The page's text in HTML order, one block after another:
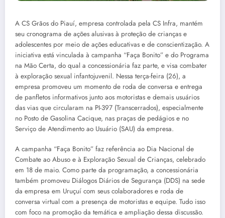
A CS Grãos do Piauí, empresa controlada pela CS Infra, mantém
seu cronograma de ações alusivas à proteção de crianças e
adolescentes por meio de ações educativas e de conscientização. A
iniciativa está vinculada à campanha “Faça Bonito” e do Programa
na Mão Certa, do qual a concessionária faz parte, e visa combater
à exploração sexual infantojuvenil. Nessa terça-feira (26), a
empresa promoveu um momento de roda de conversa e entrega
de panfletos informativos junto aos motoristas e demais usuários
das vias que circularam na PI-397 (Transcerrados), especialmente
no Posto de Gasolina Cacique, nas praças de pedágios e no
Serviço de Atendimento ao Usuário (SAU) da empresa.
A campanha “Faça Bonito” faz referência ao Dia Nacional de
Combate ao Abuso e à Exploração Sexual de Crianças, celebrado
em 18 de maio. Como parte da programação, a concessionária
também promoveu Diálogos Diários de Segurança (DDS) na sede
da empresa em Uruçuí com seus colaboradores e roda de
conversa virtual com a presença de motoristas e equipe. Tudo isso
com foco na promoção da temática e ampliação dessa discussão.